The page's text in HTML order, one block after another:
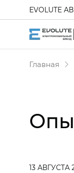
EVOLUTE
Главная
13 АВГУСТА